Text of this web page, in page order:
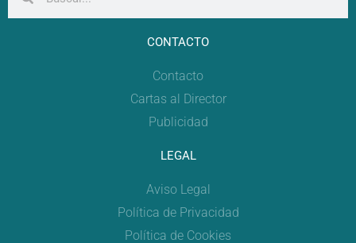
CONTACTO
Contacto
Cartas al Director
Publicidad
LEGAL
Aviso Legal
Política de Privacidad
Política de Cookies